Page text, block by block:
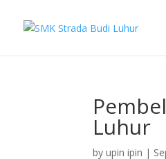
Luhur
byupin ipin |